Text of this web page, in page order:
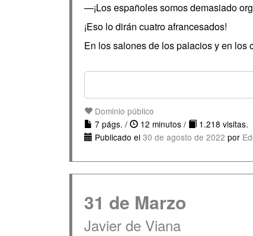
—¡Los españoles somos demasiado
¡Eso lo dirán cuatro afrancesados!
En los salones de los palacios y en los
Dominio público
7 págs. /
12 minutos /
1.218 visitas.
Publicado el 30 de agosto de 2022 por
31 de Marzo
Javier de Viana